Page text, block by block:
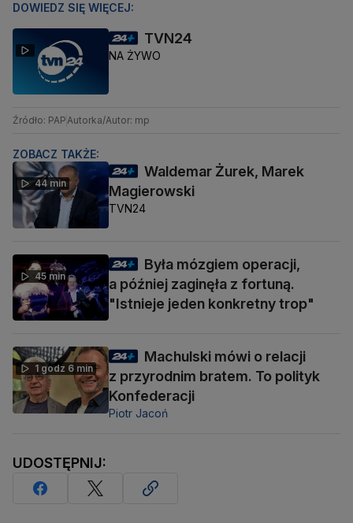
DOWIEDZ SIĘ WIĘCEJ:
TVN24
NA ŻYWO
Źródło: PAPAutorka/Autor: mp
ZOBACZ TAKŻE:
44 min
Waldemar Żurek, Marek
Magierowski
TVN24
45 min
Była mózgiem operacji,
a później zaginęła z fortuną.
"Istnieje jeden konkretny trop"
1 godz 6 min
Machulski mówi o relacji
z przyrodnim bratem. To polityk
Konfederacji
Piotr Jacoń
UDOSTĘPNIJ: